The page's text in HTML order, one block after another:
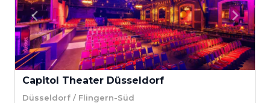
Capitol Theater Düsseldorf
Düsseldorf / Flingern-Süd